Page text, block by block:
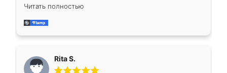
недели кухня была уже готова. Остались
довольны работой. Спасибо Ренессанс
мебель за качественную работу!
Читать полностью
Rita S.